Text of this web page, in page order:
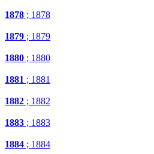
1878 ; 1878
1879 ; 1879
1880 ; 1880
1881 ; 1881
1882 ; 1882
1883 ; 1883
1884 ; 1884